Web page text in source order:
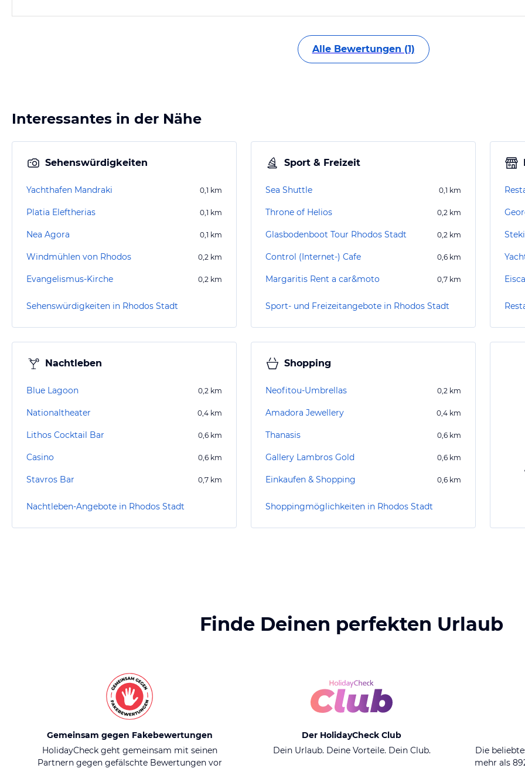
Alle Bewertungen (1)
Interessantes in der Nähe
Sehenswürdigkeiten
Yachthafen Mandraki 0,1 km
Platia Eleftherias 0,1 km
Nea Agora 0,1 km
Windmühlen von Rhodos 0,2 km
Evangelismus-Kirche 0,2 km
Sehenswürdigkeiten in Rhodos Stadt
Sport & Freizeit
Sea Shuttle 0,1 km
Throne of Helios 0,2 km
Glasbodenboot Tour Rhodos Stadt 0,2 km
Control (Internet-) Cafe 0,6 km
Margaritis Rent a car&moto 0,7 km
Sport- und Freizeitangebote in Rhodos Stadt
Nachtleben
Blue Lagoon 0,2 km
Nationaltheater 0,4 km
Lithos Cocktail Bar 0,6 km
Casino 0,6 km
Stavros Bar 0,7 km
Nachtleben-Angebote in Rhodos Stadt
Shopping
Neofitou-Umbrellas 0,2 km
Amadora Jewellery 0,4 km
Thanasis 0,6 km
Gallery Lambros Gold 0,6 km
Einkaufen & Shopping 0,6 km
Shoppingmöglichkeiten in Rhodos Stadt
Finde Deinen perfekten Urlaub
Gemeinsam gegen Fakebewertungen
HolidayCheck geht gemeinsam mit seinen
Partnern gegen gefälschte Bewertungen vor
Der HolidayCheck Club
Dein Urlaub. Deine Vorteile. Dein Club.
Die
mehr als